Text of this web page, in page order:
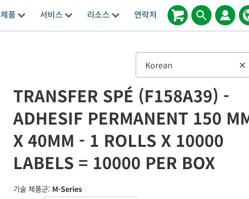
제품 서비스 리소스 연락처
×
Korean
TRANSFER SPÉ (F158A39) -
ADHESIF PERMANENT 150
X 40MM - 1 ROLLS X 10000
LABELS = 10000 PER BOX
기술 제품군: M-Series